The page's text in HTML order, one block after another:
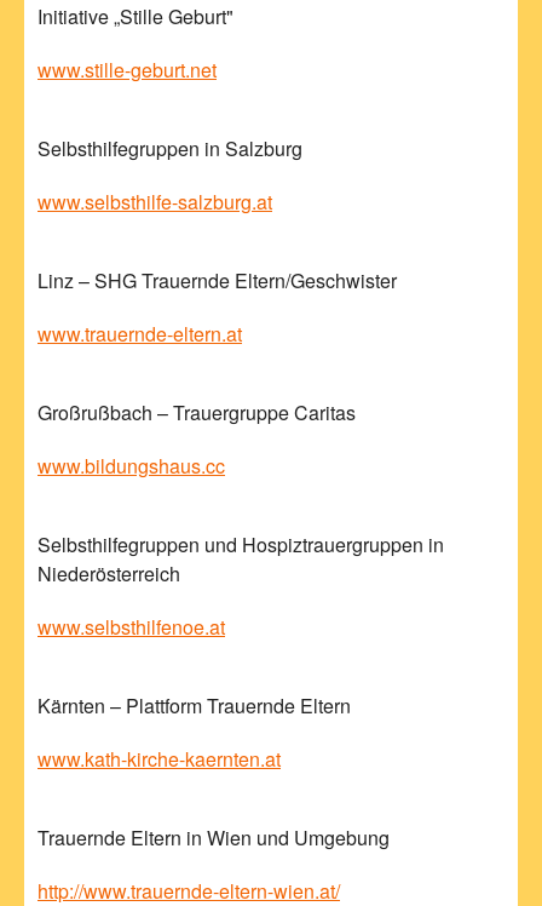
Initiative „Stille Geburt"
www.stille-geburt.net
Selbsthilfegruppen in Salzburg
www.selbsthilfe-salzburg.at
Linz – SHG Trauernde Eltern/Geschwister
www.trauernde-eltern.at
Großrußbach – Trauergruppe Caritas
www.bildungshaus.cc
Selbsthilfegruppen und Hospiztrauergruppen in
Niederösterreich
www.selbsthilfenoe.at
Kärnten – Plattform Trauernde Eltern
www.kath-kirche-kaernten.at
Trauernde Eltern in Wien und Umgebung
http://www.trauernde-eltern-wien.at/